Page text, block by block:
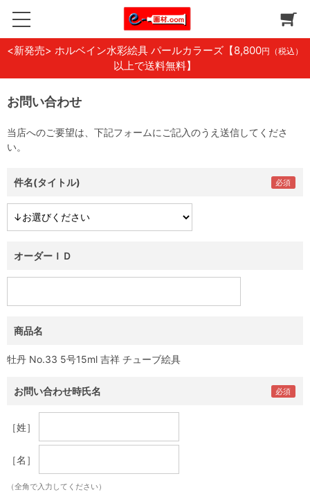
<新発売> ホルベイン水彩絵具 パールカラーズ 【8,800円（税込）
以上で送料無料】
お問い合わせ
当店へのご要望は、下記フォームにご記入のうえ送信してくださ
い。
件名(タイトル)
オーダーＩＤ
商品名
牡丹 No.33 5号15ml 吉祥 チューブ絵具
お問い合わせ時氏名
［姓］
［名］
（全角で入力してください）